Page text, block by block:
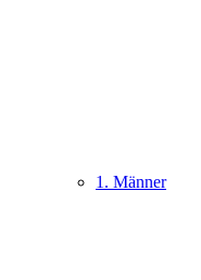
1. Männer